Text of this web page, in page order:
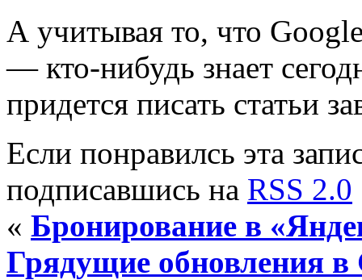
А учитывая то, что
— кто-нибудь знает
придется писать статьи
Если понравилсь эта
подписавшись на RSS 2.0
« Бронирование в
Грядущие обновления в